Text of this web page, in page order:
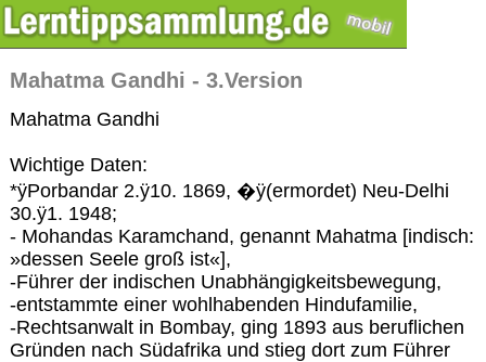
Mahatma Gandhi - 3.Version
Mahatma Gandhi
Wichtige Daten:
*ÿPorbandar 2.ÿ10. 1869, �ÿ(ermordet) Neu-Delhi
30.ÿ1. 1948;
- Mohandas Karamchand, genannt Mahatma [indisch:
»dessen Seele groß ist«],
-Führer der indischen Unabhängigkeitsbewegung,
-entstammte einer wohlhabenden Hindufamilie,
-Rechtsanwalt in Bombay, ging 1893 aus beruflichen
Gründen nach Südafrika und stieg dort zum Führer